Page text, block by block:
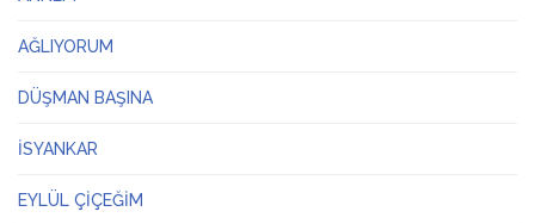
AĞLIYORUM
DÜŞMAN BAŞINA
İSYANKAR
EYLÜL ÇİÇEĞİM